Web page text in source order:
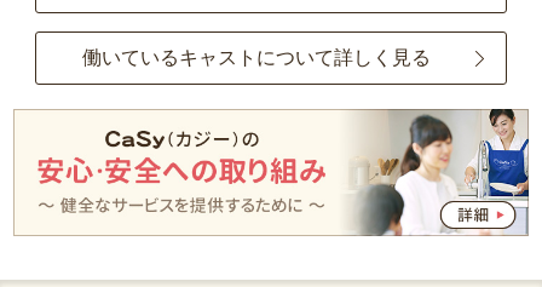
働いているキャストについて詳しく見る